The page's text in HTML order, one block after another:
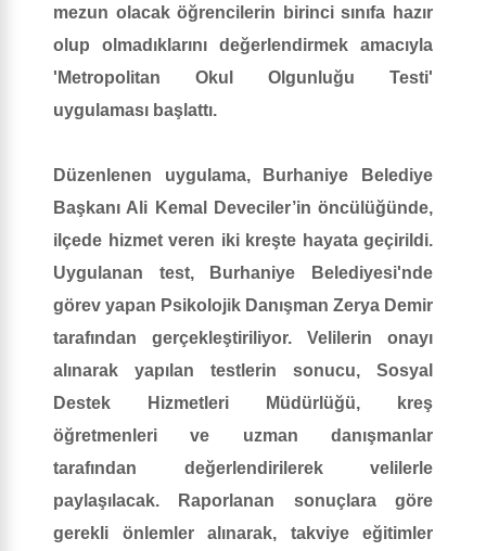
mezun olacak öğrencilerin birinci sınıfa hazır
olup olmadıklarını değerlendirmek amacıyla
'Metropolitan Okul Olgunluğu Testi'
uygulaması başlattı.
Düzenlenen uygulama, Burhaniye Belediye
Başkanı Ali Kemal Deveciler’in öncülüğünde,
ilçede hizmet veren iki kreşte hayata geçirildi.
Uygulanan test, Burhaniye Belediyesi'nde
görev yapan Psikolojik Danışman Zerya Demir
tarafından gerçekleştiriliyor. Velilerin onayı
alınarak yapılan testlerin sonucu, Sosyal
Destek Hizmetleri Müdürlüğü, kreş
öğretmenleri ve uzman danışmanlar
tarafından değerlendirilerek velilerle
paylaşılacak. Raporlanan sonuçlara göre
gerekli önlemler alınarak, takviye eğitimler